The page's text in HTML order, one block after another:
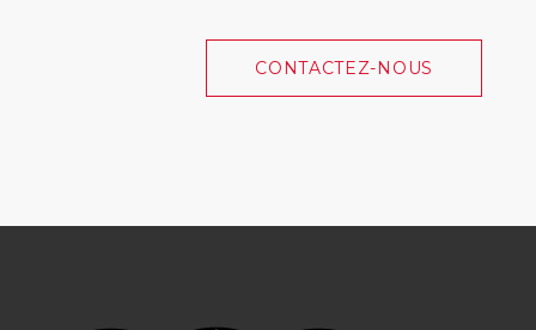
CONTACTEZ-NOUS